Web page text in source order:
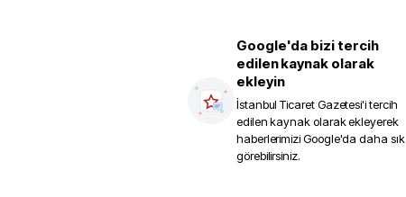
Google'da bizi tercih
edilen kaynak olarak
ekleyin
İstanbul Ticaret Gazetesi'i tercih
edilen kaynak olarak ekleyerek
haberlerimizi Google'da daha sık
görebilirsiniz.